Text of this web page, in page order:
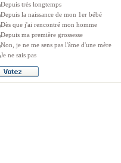
Depuis très longtemps
Depuis la naissance de mon 1er bébé
Dès que j'ai rencontré mon homme
Depuis ma première grossesse
Non, je ne me sens pas l'âme d'une mère
Je ne sais pas